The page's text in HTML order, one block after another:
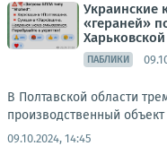
Украинские
«гераней»
ПАБЛИКИ
В Полтавской области
производственный
09.10.2024, 14:45